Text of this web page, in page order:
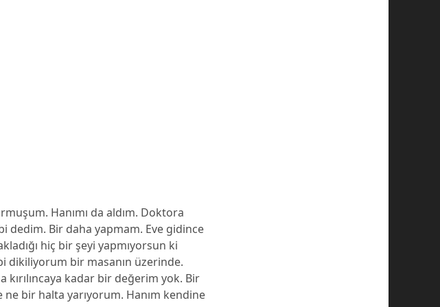
Hanımı da aldım. Doktora
dedim. Bir daha yapmam. Eve gidince
hiç bir şeyi yapmıyorsun ki
dikiliyorum bir masanın üzerinde.
kırılıncaya kadar bir değerim yok. Bir
bir halta yarıyorum. Hanım kendine